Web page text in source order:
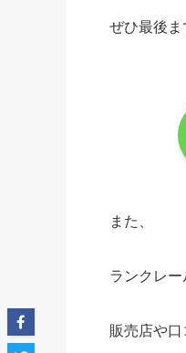
ぜひ最後ま
また、
ランクレー
販売店や口